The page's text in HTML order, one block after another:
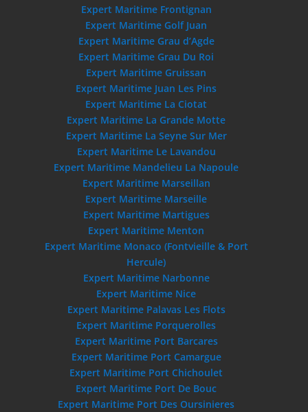
Expert Maritime Frontignan
Expert Maritime Golf Juan
Expert Maritime Grau d’Agde
Expert Maritime Grau Du Roi
Expert Maritime Gruissan
Expert Maritime Juan Les Pins
Expert Maritime La Ciotat
Expert Maritime La Grande Motte
Expert Maritime La Seyne Sur Mer
Expert Maritime Le Lavandou
Expert Maritime Mandelieu La Napoule
Expert Maritime Marseillan
Expert Maritime Marseille
Expert Maritime Martigues
Expert Maritime Menton
Expert Maritime Monaco (Fontvieille & Port
Hercule)
Expert Maritime Narbonne
Expert Maritime Nice
Expert Maritime Palavas Les Flots
Expert Maritime Porquerolles
Expert Maritime Port Barcares
Expert Maritime Port Camargue
Expert Maritime Port Chichoulet
Expert Maritime Port De Bouc
Expert Maritime Port Des Oursinieres